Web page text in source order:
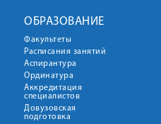
ОБРАЗОВАНИЕ
Факультеты
Расписания занятий
Аспирантура
Ординатура
Аккредитация
специалистов
Довузовская
подготовка